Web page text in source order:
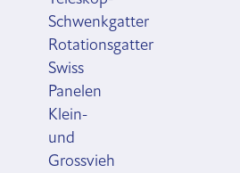
Schwenkgatter
Rotationsgatter
Swiss
Panelen
Klein-
und
Grossvieh